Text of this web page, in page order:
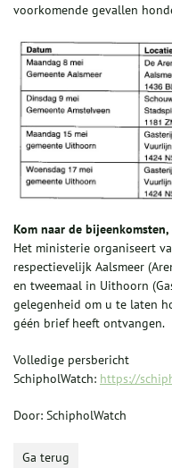
voorkomende gevallen
Kom naar de
Het ministerie organiseert
respectievelijk Aalsmeer
en tweemaal in Uithoorn
gelegenheid om u te laten
géén brief heeft ontvangen.
Volledige persbericht
SchipholWatch: https://
Door: SchipholWatch
Ga terug